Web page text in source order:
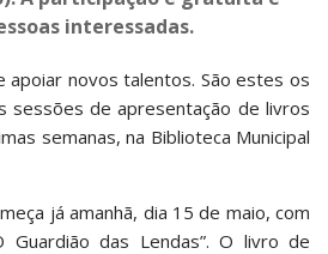
interessadas.
apoiar novos talentos. São estes os
sessões de apresentação de livros
semanas, na Biblioteca Municipal
já amanhã, dia 15 de maio, com
Guardião das Lendas”. O livro de